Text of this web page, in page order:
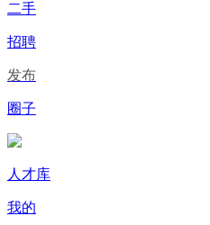
二手
招聘
发布
圈子
人才库
我的